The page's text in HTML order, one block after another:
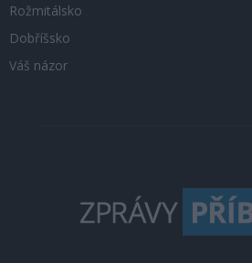
Rožmitálsko
Dobříšsko
Váš názor